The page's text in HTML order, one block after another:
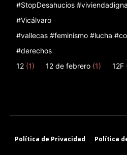
#StopDesahucios
#Vicálvaro
#vallecas #feminismo #lucha
#derechos
12 (1) 12 de febrero (1) 12F
Política de Privacidad Política